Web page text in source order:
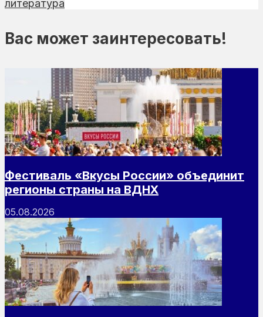
литература
Вас может заинтересовать!
Фестиваль «Вкусы России» объединит
регионы страны на ВДНХ
05.08.2026